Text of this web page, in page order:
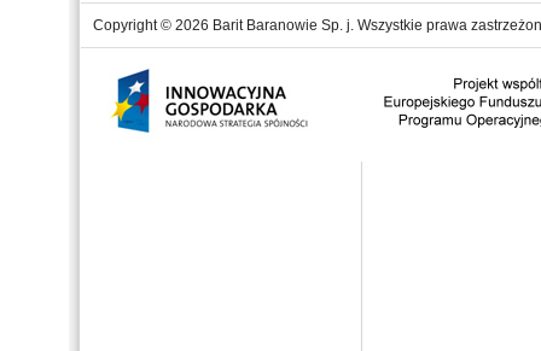
Copyright © 2026 Barit Baranowie Sp. j. Wszystkie prawa